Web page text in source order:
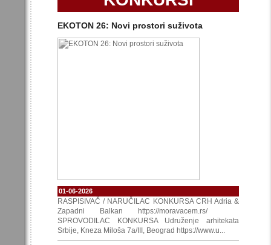
EKOTON 26: Novi prostori suživota
01-06-2026
RASPISIVAČ / NARUČILAC KONKURSA CRH Adria &
Zapadni Balkan https://moravacem.rs/
SPROVODILAC KONKURSA Udruženje arhitekata
Srbije, Kneza Miloša 7a/III, Beograd https://www.u...